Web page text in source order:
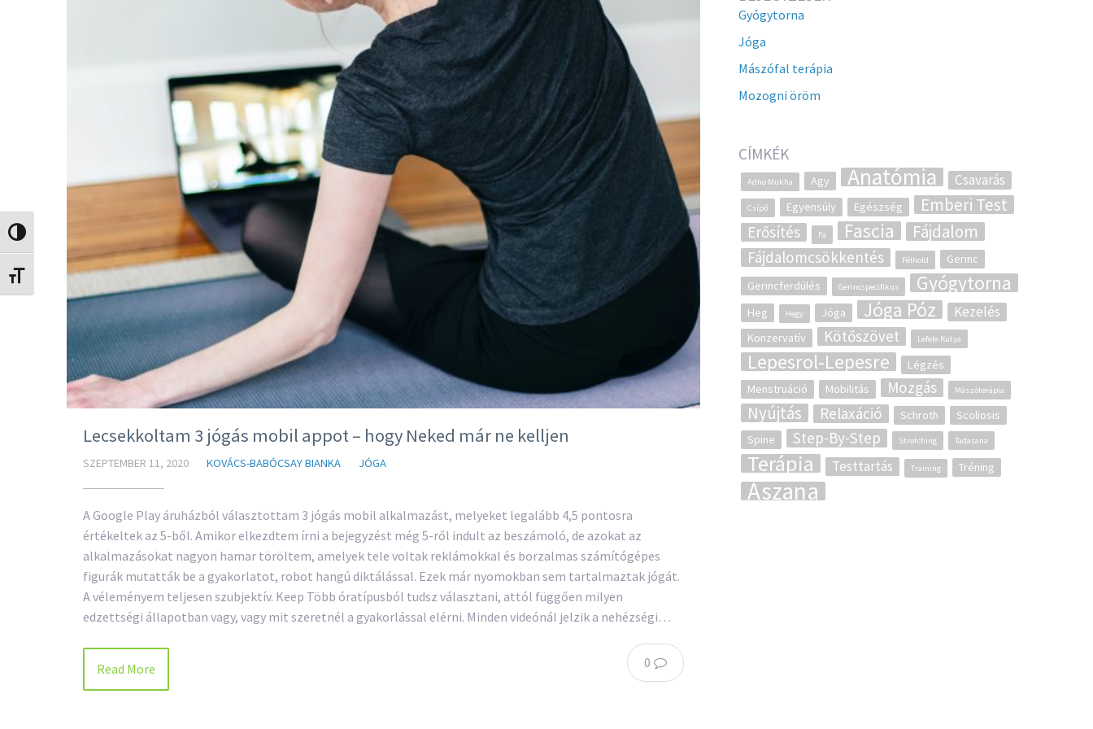
Nagy kontraszt váltása
Betűméret váltása
Lecsekkoltam 3 jógás mobil appot – hogy Neked már ne kelljen
SZEPTEMBER 11, 2020 KOVÁCS-BABÓCSAY BIANKA JÓGA
A Google Play áruházból választottam 3 jógás mobil alkalmazást, melyeket legalább 4,5 pontosra
értékeltek az 5-ből. Amikor elkezdtem írni a bejegyzést még 5-ről indult az beszámoló, de azokat az
alkalmazásokat nagyon hamar töröltem, amelyek tele voltak reklámokkal és borzalmas számítógépes
figurák mutatták be a gyakorlatot, robot hangú diktálással. Ezek már nyomokban sem tartalmaztak jógát.
A véleményem teljesen szubjektív. Keep Több óratípusból tudsz választani, attól függően milyen
edzettségi állapotban vagy, vagy mit szeretnél a gyakorlással elérni. Minden videónál jelzik a nehézségi…
0
Read More
Gyógytorna
Jóga
Mászófal terápia
Mozogni öröm
CÍMKÉK
Adho Mukha Agy Anatómia Csavarás
Csípő Egyensúly Egészség Emberi Test
Erősítés Fa Fascia Fájdalom
Fájdalomcsökkentés Félhold
Gerinc
Gerincferdülés
Gerincspecifikus Gyógytorna
Heg Hegy Jóga Jóga Póz Kezelés
Konzervatív Kötőszövet Lefele Kutya
Lepesrol-Lepesre
Légzés
Menstruáció
Mobilitás Mozgás Mászóterápia
Nyújtás Relaxáció Schroth
Scoliosis
Spine
Step-By-Step Stretching Tadasana
Terápia Testtartás Training Tréning
Ászana